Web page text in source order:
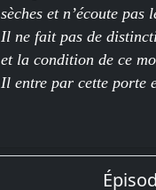
sèches et n’écoute
Il ne fait pas de
et la condition de ce
Il entre par cette porte